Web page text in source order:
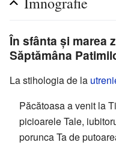
În sfânta şi marea
Săptămâna
La stihologia de la
Păcătoasa a venit la
picioarele Tale,
porunca Ta de